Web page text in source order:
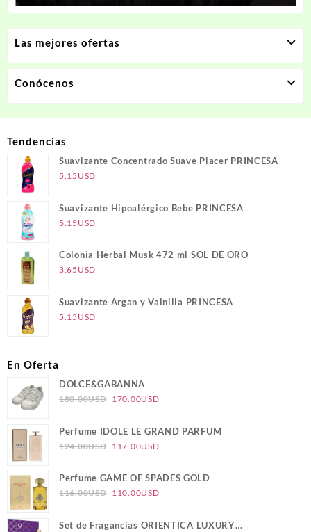
Las mejores ofertas
Conócenos
Tendencias
Suavizante Concentrado Suave Placer PRINCESA
5.15 USD
Suavizante Hipoalérgico Bebe PRINCESA
5.15 USD
Colonia Herbal Musk 472 ml SOL DE ORO
3.65 USD
Suavizante Argan y Vainilla PRINCESA
5.15 USD
En Oferta
DOLCE&GABANNA
180.00USD El
original
era:
170.00USDEl
actual
Perfume IDOLE LE GRAND PARFUM
124.00USD El
original
era:
117.00USDEl
actual
Perfume GAME OF SPADES GOLD
116.00USD El
original
110.00USDEl
actual
Set de Fragancias ORIENTICA LUXURY